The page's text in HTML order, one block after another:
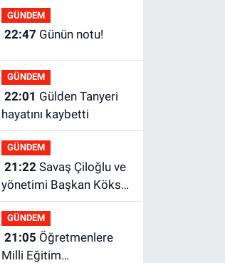
yok?
GÜNDEM
22:47 Günün notu!
GÜNDEM
22:01
hayatını kaybetti
GÜNDEM
21:22Savaş Çiloğlu ve
yönetimi Başkan Köksal
Tunçtürk’ü kutladı
GÜNDEM
21:05
Milli Eğitim